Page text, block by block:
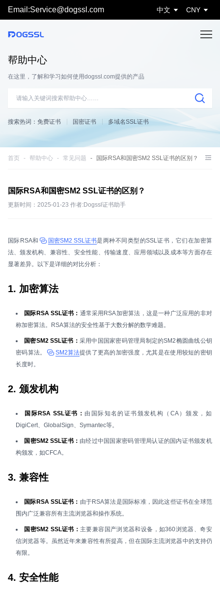
Email:Service@dogssl.com 中文 CNY
帮助中心
在这里，了解和学习如何使用dogssl.com提供的产品
搜索热词： 免费证书 国密证书 多域名SSL证书
首页 帮助中心 常见问题 国际RSA和国密SM2 SSL证书的区别？
国际RSA和国密SM2 SSL证书的区别？
更新时间：2025-01-23 作者:Dogssl证书助手
国际RSA和 国密SM2 SSL证书是两种不同类型的SSL证书，它们在加密算
法、颁发机构、兼容性、安全性能、传输速度、应用领域以及成本等方面存在
显著差异。以下是详细的对比分析：
1. 加密算法
国际RSA SSL证书： 通常采用RSA加密算法，这是一种广泛应用的非对
称加密算法。RSA算法的安全性基于大数分解的数学难题。
国密SM2 SSL证书： 采用中国国家密码管理局制定的SM2椭圆曲线公钥
密码算法。
SM2算法提供了更高的加密强度，尤其是在使用较短的密钥
长度时。
2. 颁发机构
国际RSA SSL证书： 由国际知名的证书颁发机构（CA）颁发，如
DigiCert、GlobalSign、Symantec等。
国密SM2 SSL证书： 由经过中国国家密码管理局认证的国内证书颁发机
构颁发，如CFCA。
3. 兼容性
国际RSA SSL证书： 由于RSA算法是国际标准，因此这些证书在全球范
围内广泛兼容所有主流浏览器和操作系统。
国密SM2 SSL证书： 主要兼容国产浏览器和设备，如360浏览器、奇安
信浏览器等。虽然近年来兼容性有所提高，但在国际主流浏览器中的支持仍
有限。
4. 安全性能